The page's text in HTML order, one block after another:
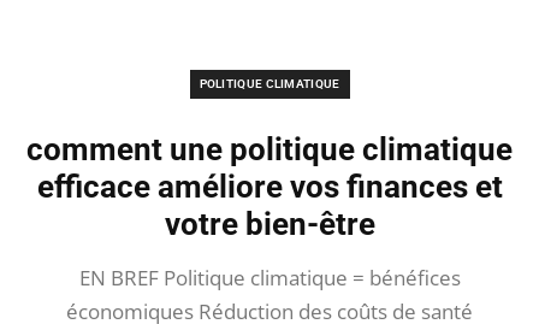
POLITIQUE CLIMATIQUE
comment une politique climatique
efficace améliore vos finances et
votre bien-être
EN BREF Politique climatique = bénéfices
économiques Réduction des coûts de santé